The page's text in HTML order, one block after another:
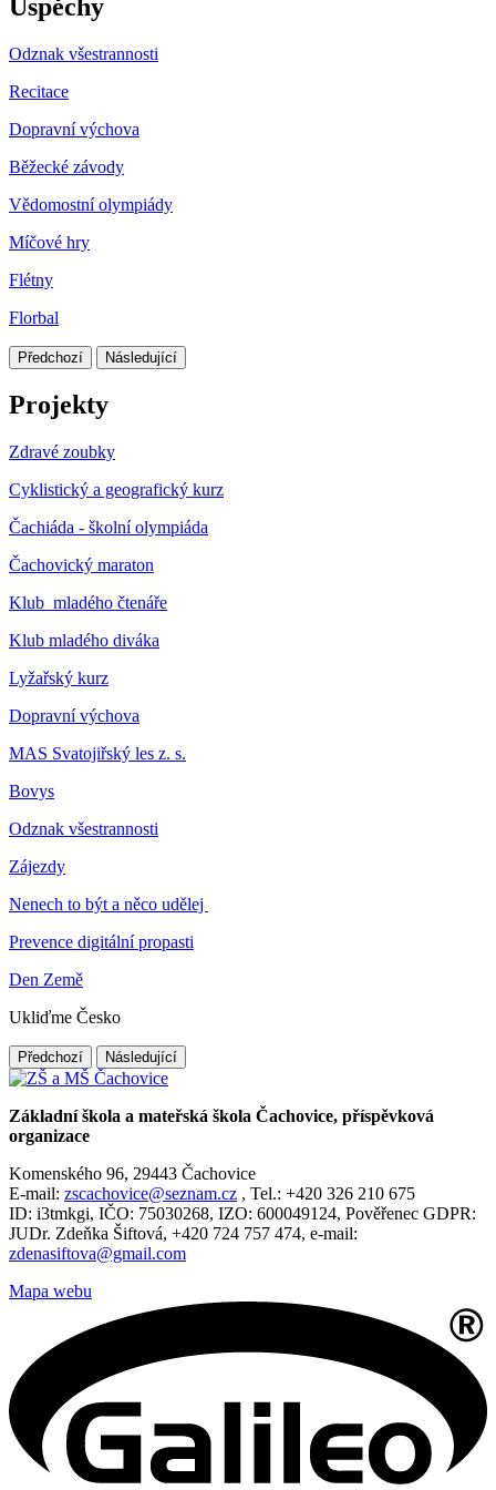
Úspěchy
Odznak všestrannosti
Recitace
Dopravní výchova
Běžecké závody
Vědomostní olympiády
Míčové hry
Flétny
Florbal
Předchozí Následující
Projekty
Zdravé zoubky
Cyklistický a geografický kurz
Čachiáda - školní olympiáda
Čachovický maraton
Klub mladého čtenáře
Klub mladého diváka
Lyžařský kurz
Dopravní výchova
MAS Svatojiřský les z. s.
Bovys
Odznak všestrannosti
Zájezdy
Nenech to být a něco udělej
Prevence digitální propasti
Den Země
Ukliďme Česko
Předchozí Následující
Základní škola a mateřská škola Čachovice, příspěvková
organizace
Komenského 96, 29443 Čachovice
E-mail: zscachovice@seznam.cz , Tel.: +420 326 210 675
ID: i3tmkgi, IČO: 75030268, IZO: 600049124, Pověřenec GDPR:
JUDr. Zdeňka Šiftová, +420 724 757 474, e-mail:
zdenasiftova@gmail.com
Mapa webu